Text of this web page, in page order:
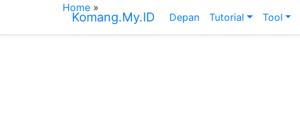
Komang.My.ID Depan Tutorial Tool
Home »